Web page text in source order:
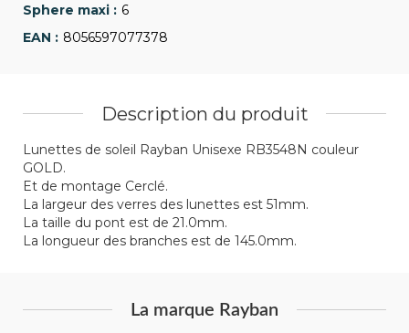
6
8056597077378
Description du produit
Lunettes de soleil Rayban Unisexe RB3548N couleur
GOLD.
Et de montage Cerclé.
La largeur des verres des lunettes est 51mm.
La taille du pont est de 21.0mm.
La longueur des branches est de 145.0mm.
La marque Rayban